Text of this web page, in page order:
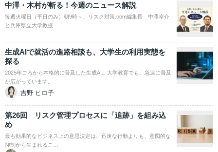
中澤・木村が斬る！今週のニュース解説
毎週火曜日（平日のみ）朝9時～、リスク対策.com編集長 中澤幸介
と兵庫県立大学教授…
生成AIで就活の進路相談も、大学生の利用実態を
探る
2025年ごろから本格的に普及した生成AI。大学教育でも、急速に普及
が広がっています。…
吉野 ヒロ子
第26回 リスク管理プロセスに「追跡」を組み込
め
最も効果的なビジネス上の意思決定は、迅速な行動よりも、意図的な
抑制から生まれるこ…